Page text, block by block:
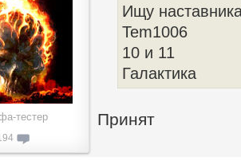
Ищу
Tem1006
10 и 11
Галактика
Принят
тестер